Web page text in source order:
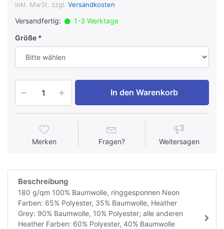
inkl. MwSt. zzgl. Versandkosten
Versandfertig:
1-3 Werktage
Größe
In den Warenkorb
Merken Fragen? Weitersagen
Beschreibung
180 g/qm 100% Baumwolle, ringgesponnen Neon
Farben: 65% Polyester, 35% Baumwolle, Heather
Grey: 90% Baumwolle, 10% Polyester; alle anderen
Heather Farben: 60% Polyester, 40% Baumwolle